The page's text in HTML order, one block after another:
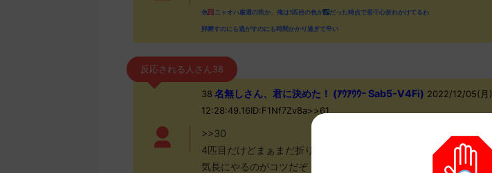
色 ニャオハ厳選の民か、俺は1匹目の色が だった時点で若干心折れかけてるわ
卵孵すのにも逃がすのにも時間かかり過ぎて辛い
反応される人さん38
38 名無しさん、君に決めた！ (ｱｳｱｳｳｰ Sab5-V4Fi) 2022/12/05(月)
12:28:49.16ID:F1Nf7Zv8a>>61
>>30
4匹目だけどまぁまだ折り返しだし全然いける
気長にやるのがコツだぞ